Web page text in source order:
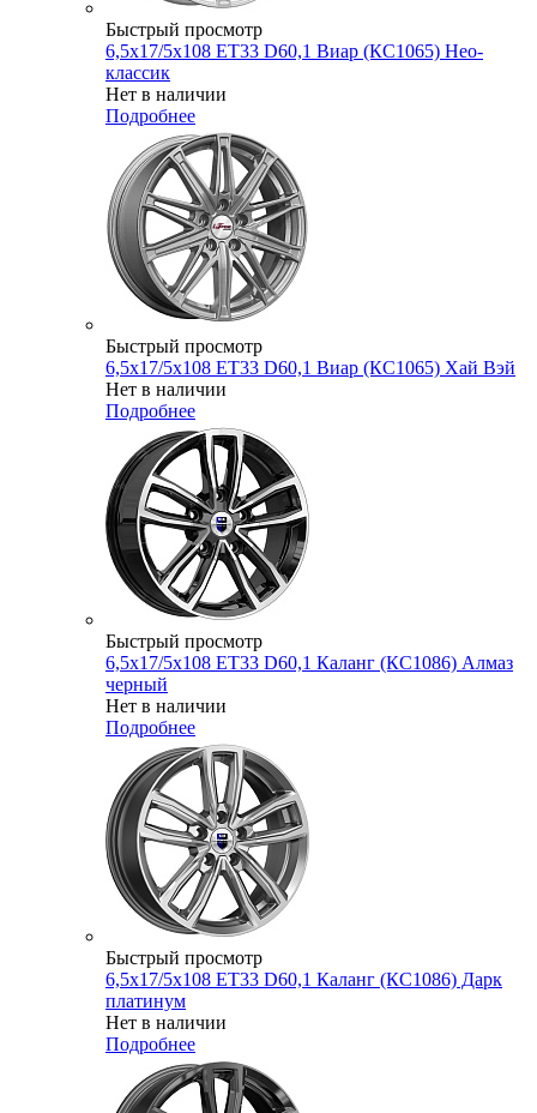
Быстрый просмотр
6,5x17/5x108 ET33 D60,1 Виар (КС1065) Нео-
классик
Нет в наличии
Подробнее
Быстрый просмотр
6,5x17/5x108 ET33 D60,1 Виар (КС1065) Хай Вэй
Нет в наличии
Подробнее
Быстрый просмотр
6,5x17/5x108 ET33 D60,1 Каланг (КС1086) Алмаз
черный
Нет в наличии
Подробнее
Быстрый просмотр
6,5x17/5x108 ET33 D60,1 Каланг (КС1086) Дарк
платинум
Нет в наличии
Подробнее